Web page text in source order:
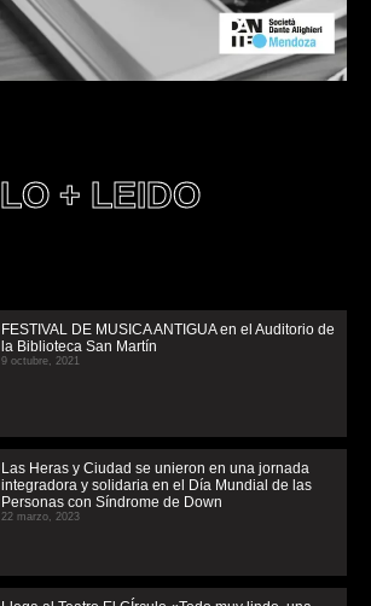
LO + LEIDO
FESTIVAL DE MUSICA ANTIGUA en el Auditorio de
la Biblioteca San Martín
9 octubre, 2021
Las Heras y Ciudad se unieron en una jornada
integradora y solidaria en el Día Mundial de las
Personas con Síndrome de Down
22 marzo, 2023